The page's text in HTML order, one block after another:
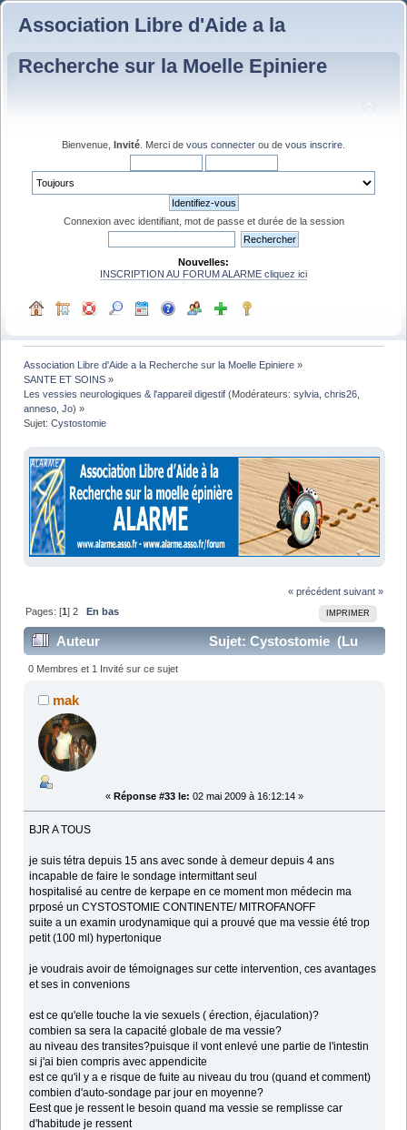
Association Libre d'Aide a la
Recherche sur la Moelle Epiniere
Bienvenue, Invité . Merci de vous connecter ou de vous inscrire
Connexion avec identifiant, mot de passe et durée de la session
Nouvelles:
INSCRIPTION AU FORUM ALARME cliquez ici
Association Libre d'Aide a la Recherche sur la Moelle Epiniere »
SANTE ET SOINS »
Les vessies neurologiques & l'appareil digestif (Modérateurs:sylvia ,chris26
anneso ,Jo) »
Sujet:Cystostomie
« précédent suivant »
IMPRIMER
Pages: [1]2 En bas
Auteur
Sujet: Cystostomie (Lu
62516 fois)
0 Membres et 1 Invité sur ce sujet
mak
« Réponse #33 le: 02 mai 2009 à 16:12:14 »
BJR A TOUS
je suis tétra depuis 15 ans avec sonde à demeur depuis 4 ans
incapable de faire le sondage intermittant seul
hospitalisé au centre de kerpape en ce moment mon médecin ma
prposé un CYSTOSTOMIE CONTINENTE/ MITROFANOFF
suite a un examin urodynamique qui a prouvé que ma vessie été trop
petit (100 ml) hypertonique
je voudrais avoir de témoignages sur cette intervention, ces avantages
et ses in convenions
est ce qu'elle touche la vie sexuels ( érection, éjaculation)?
combien sa sera la capacité globale de ma vessie?
au niveau des transites?puisque il vont enlevé une partie de l'intestin
si j'ai bien compris avec appendicite
est ce qu'il y a e risque de fuite au niveau du trou (quand et comment)
combien d'auto-sondage par jour en moyenne?
Eest que je ressent le besoin quand ma vessie se remplisse car
d'habitude je ressent